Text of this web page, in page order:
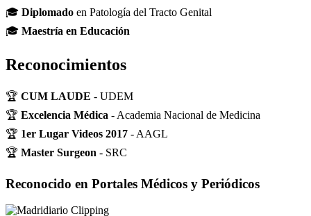
🎓 Diplomado en Patología del Tracto Genital
🎓 Maestría en Educación
Reconocimientos
🏆 CUM LAUDE - UDEM
🏆 Excelencia Médica - Academia Nacional de Medicina
🏆 1er Lugar Videos 2017 - AAGL
🏆 Master Surgeon - SRC
Reconocido en Portales Médicos y Periódicos